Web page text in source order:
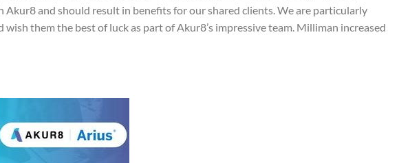
and should result in benefits for our shared clients. We are particularly
them the best of luck as part of Akur8’s impressive team. Milliman increased